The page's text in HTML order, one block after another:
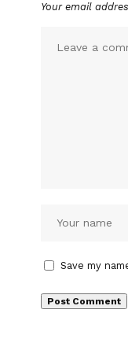
Your email
Save my